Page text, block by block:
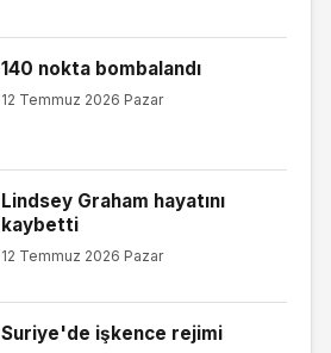
140 nokta bombalandı
12 Temmuz 2026 Pazar
Lindsey Graham hayatını
kaybetti
12 Temmuz 2026 Pazar
Suriye'de işkence rejimi